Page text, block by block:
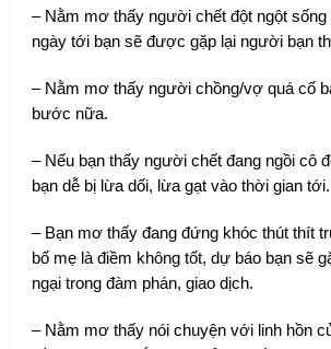
– Nằm mơ thấy người chết đột ngột sống
ngày tới bạn sẽ được gặp lại người bạn
– Nằm mơ thấy người chồng/vợ quá cố
bước nữa.
– Nếu bạn thấy người chết đang ngồi cô
bạn dễ bị lừa dối, lừa gạt vào thời gian tới.
– Bạn mơ thấy đang đứng khóc thút thít
bố mẹ là điềm không tốt, dự báo bạn sẽ
ngại trong đàm phán, giao dịch.
– Nằm mơ thấy nói chuyện với linh hồn